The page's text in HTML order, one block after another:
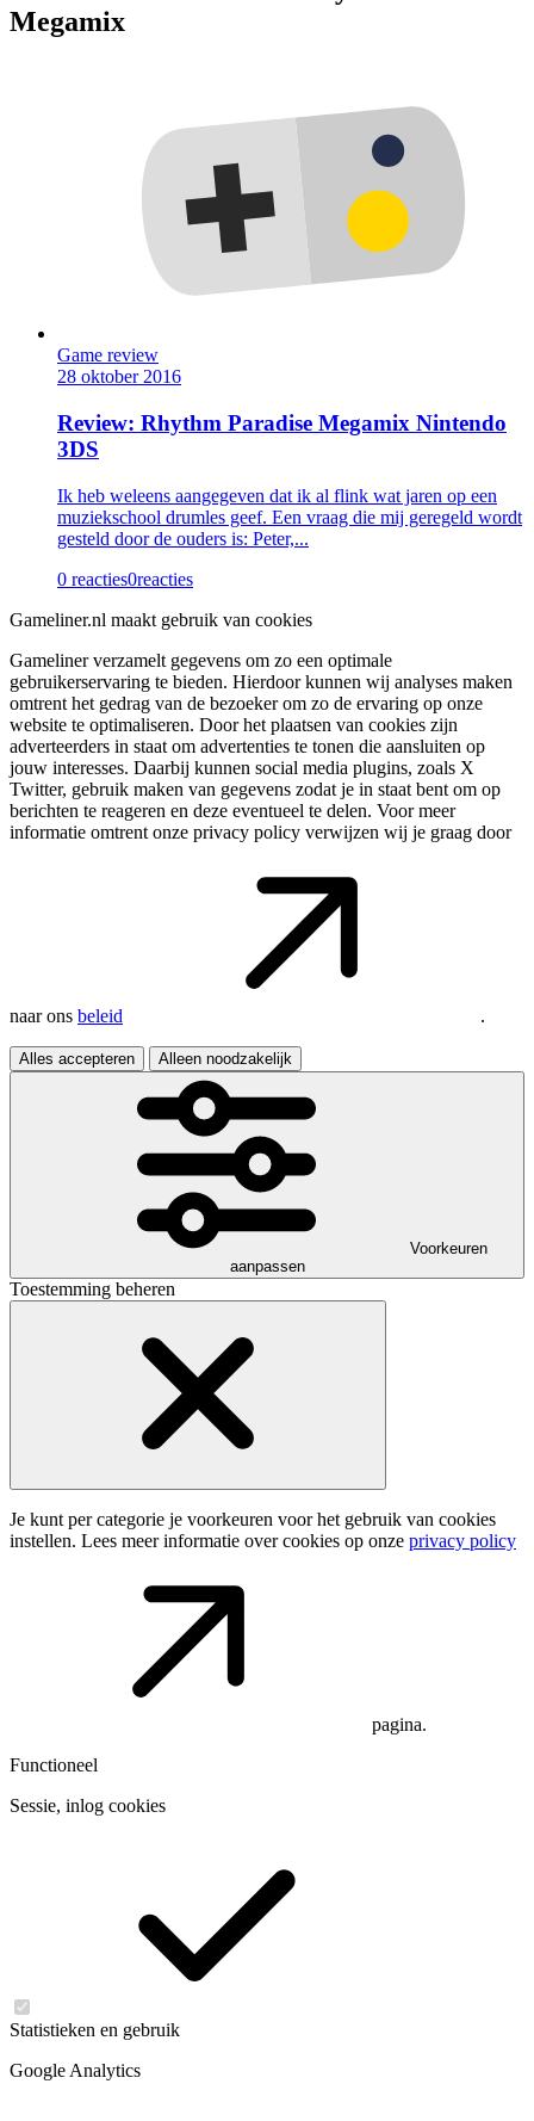
Megamix
Game review
28 oktober 2016
Review: Rhythm Paradise Megamix Nintendo
3DS
Ik heb weleens aangegeven dat ik al flink wat jaren op een
muziekschool drumles geef. Een vraag die mij geregeld wordt
gesteld door de ouders is: Peter,...
0 reacties0reacties
Gameliner.nl maakt gebruik van cookies
Gameliner verzamelt gegevens om zo een optimale
gebruikerservaring te bieden. Hierdoor kunnen wij analyses maken
omtrent het gedrag van de bezoeker om zo de ervaring op onze
website te optimaliseren. Door het plaatsen van cookies zijn
adverteerders in staat om advertenties te tonen die aansluiten op
jouw interesses. Daarbij kunnen social media plugins, zoals X
Twitter, gebruik maken van gegevens zodat je in staat bent om op
berichten te reageren en deze eventueel te delen. Voor meer
informatie omtrent onze privacy policy verwijzen wij je graag door
naar ons beleid .
Alles accepteren Alleen noodzakelijk
Voorkeuren
aanpassen
Toestemming beheren
Je kunt per categorie je voorkeuren voor het gebruik van cookies
instellen. Lees meer informatie over cookies op onze privacy policy
pagina.
Functioneel
Sessie, inlog cookies
Statistieken en gebruik
Google Analytics